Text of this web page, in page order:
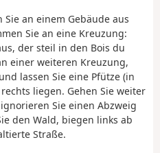
Sie an einem Gebäude aus
Sie an eine Kreuzung:
der steil in den Bois du
einer weiteren Kreuzung,
lassen Sie eine Pfütze (in
liegen. Gehen Sie weiter
Sie einen Abzweig
den Wald, biegen links ab
Straße.